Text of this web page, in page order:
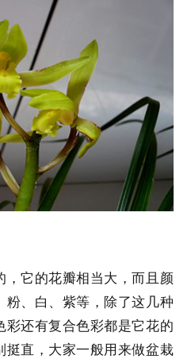
，它的花瓣相当大，而且颜
粉、白、紫等，除了这几种
彩还有复合色彩都是它花的
挺直，大家一般用来做盆栽